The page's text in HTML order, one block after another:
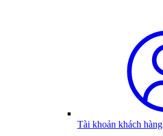
Tài khoản khách hàng